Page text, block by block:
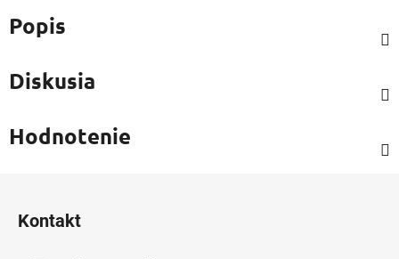
Popis
Diskusia
Hodnotenie
Kontakt